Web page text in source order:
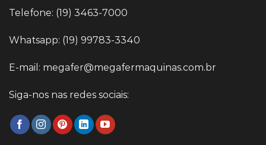
Telefone: (19) 3463-7000
Whatsapp: (19) 99783-3340
E-mail: megafer@megafermaquinas.com.br
Siga-nos nas redes sociais: